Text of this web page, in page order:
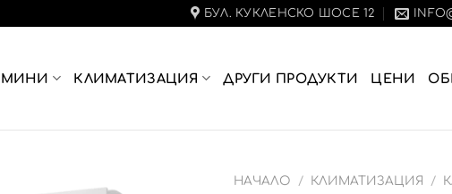
БУЛ. КУКЛЕНСКО ШОСЕ 12
КЛИМАТИЗАЦИЯ ДРУГИ ПРОДУКТИ ЦЕНИ
НАЧАЛО / КЛИМАТИЗАЦИЯ /